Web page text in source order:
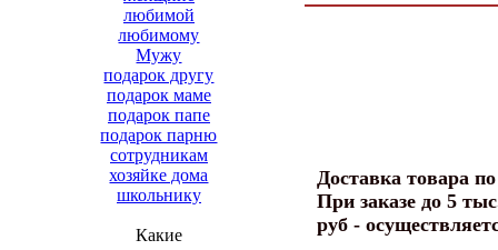
любимой
любимому
Мужу
подарок другу
подарок маме
подарок папе
подарок парню
сотрудникам
хозяйке дома
школьнику
Какие
Доставка товара
При заказе до 5
руб -